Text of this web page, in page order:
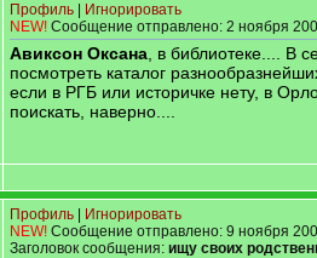
Профиль
Игнорировать
NEW! Сообщение отправлено: 2 ноября
Авиксон Оксана , в библиотеке.... В
посмотреть каталог
если в РГБ или историчке нету, в
поискать, наверно....
Профиль
Игнорировать
NEW! Сообщение отправлено: 9 ноября
Заголовок сообщения: ищу своих